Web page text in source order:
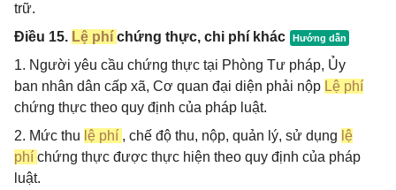
trữ.
Điều 15. Lệ phí chứng thực, chi phí khác
1. Người yêu cầu chứng thực tại Phòng Tư pháp, Ủy
ban nhân dân cấp xã, Cơ quan đại diện phải nộp Lệ phí
chứng thực theo quy định của pháp luật.
2. Mức thu lệ phí , chế độ thu, nộp, quản lý, sử dụng lệ
phí chứng thực được thực hiện theo quy định của pháp
luật.